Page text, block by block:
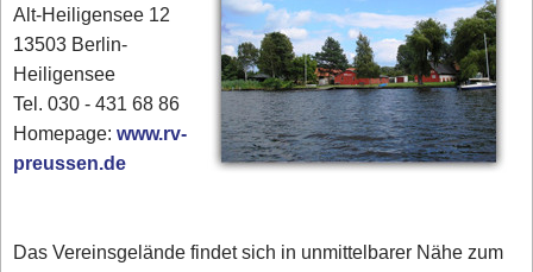
Alt-Heiligensee 12
13503 Berlin-
Heiligensee
Tel. 030 - 431 68 86
Homepage:www.rv-
preussen.de
Das Vereinsgelände findet sich in unmittelbarer Nähe zum